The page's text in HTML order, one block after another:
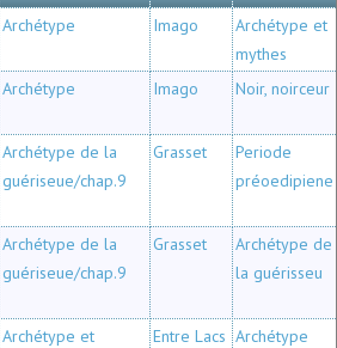
Archétype Imago
Archétype et
mythes
Archétype Imago Noir, noirceur
Archétype de la
guériseue/chap.9
Grasset
Periode
préoedipiene
Archétype de la
guériseue/chap.9
Grasset
Archétype de
la guérisseu
Archétype et
Entre Lacs Archétype